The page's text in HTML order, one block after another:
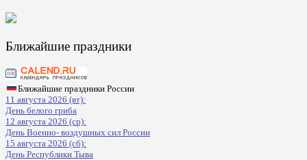
Ближайшие праздники
Ближайшие праздники России
11 августа 2026 (вт):
День белого гриба
12 августа 2026 (ср):
День Военно- воздушных сил России
15 августа 2026 (сб):
День Республики Тыва